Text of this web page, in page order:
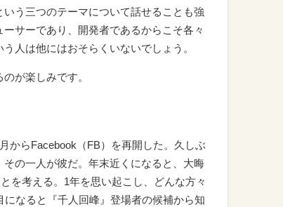
う三つのテーマについて話せることも強
サーであり、開発者であるからこそ各々
人は他にはおそらくいないでしょう。
が楽しみです。
からFacebook（FB）を再開した。久しぶ
の一人が彼だ。年末近くになると、大晦
を考える。1年を思い起こし、どんな方々
なると『千人回峰』登場者の候補から知